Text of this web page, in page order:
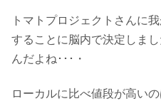
トマトプロジェクトさんに
することに脳内で決定しま
んだよね･･･・
ローカルに比べ値段が高い